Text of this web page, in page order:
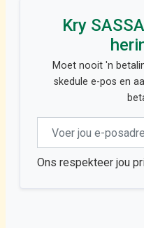
Kry
Moet nooit 'n
skedule e-pos en
Email address
Ons respekteer jou